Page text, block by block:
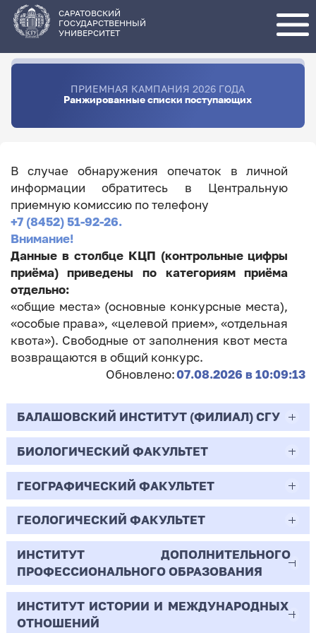
основному
содержанию
САРАТОВСКИЙ
ГОСУДАРСТВЕННЫЙ
УНИВЕРСИТЕТ
ПРИЕМНАЯ КАМПАНИЯ 2026 ГОДА
Ранжированные списки поступающих
В случае обнаружения опечаток в личной
информации обратитесь в Центральную
приемную комиссию по телефону
+7 (8452) 51-92-26.
Внимание!
Данные в столбце КЦП (контрольные цифры
приёма) приведены по категориям приёма
отдельно:
«общие места» (основные конкурсные места),
«особые права», «целевой прием», «отдельная
квота»). Свободные от заполнения квот места
возвращаются в общий конкурс.
Обновлено:07.08.2026 в 10:09:13
БАЛАШОВСКИЙ ИНСТИТУТ (ФИЛИАЛ) СГУ
44.03.02
Психолого-педагогическое образование
Очная | Бакалавр
Всего бюджетных мест - 10
Бюджет/
Общие места
Профиль: Практическая
психология образования
БИОЛОГИЧЕСКИЙ ФАКУЛЬТЕТ
06.03.01
Биология
Очная | Бакалавр
Всего бюджетных мест - 50
Бюджет/Общие места
ГЕОГРАФИЧЕСКИЙ ФАКУЛЬТЕТ
05.03.02
География
Очная | Бакалавр
Всего бюджетных мест - 15
ГЕОЛОГИЧЕСКИЙ ФАКУЛЬТЕТ
05.03.01
Геология
Очная | Бакалавр
ИНСТИТУТ ДОПОЛНИТЕЛЬНОГО
ПРОФЕССИОНАЛЬНОГО ОБРАЗОВАНИЯ
38.03.02
ИНСТИТУТ ИСТОРИИ И МЕЖДУНАРОДНЫХ
ОТНОШЕНИЙ